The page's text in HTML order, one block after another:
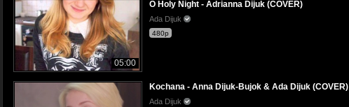
05:00
O Holy Night - Adrianna Dijuk (COVER)
Ada Dijuk
480p
Kochana - Anna Dijuk-Bujok & Ada Dijuk (COVER)
Ada Dijuk